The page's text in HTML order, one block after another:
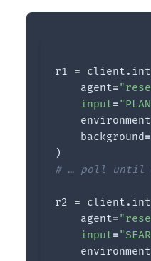
r1 = client .
agent=
input=
environment
background=
)
r2 = client .
agent=
input=
environment